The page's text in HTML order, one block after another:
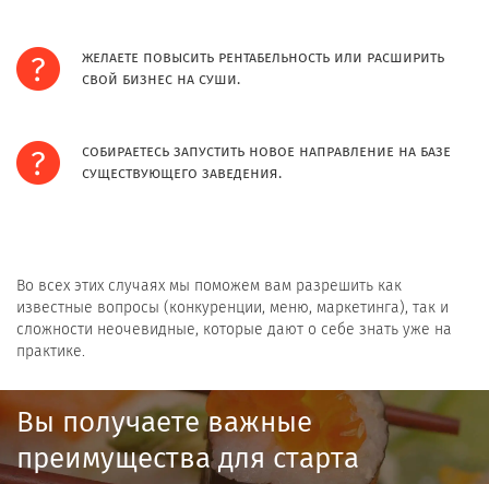
желаете повысить рентабельность или расширить
свой бизнес на суши.
собираетесь запустить новое направление на базе
существующего заведения.
Во всех этих случаях мы поможем вам разрешить как
известные вопросы (конкуренции, меню, маркетинга), так и
сложности неочевидные, которые дают о себе знать уже на
практике.
Вы получаете важные
преимущества для старта